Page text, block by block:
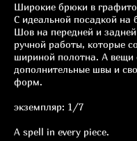
Широкие брюки в
С идеальной посадкой на
Шов на передней и
ручной работы, которые
шириной полотна. А
дополнительные швы и
форм.
экземпляр: 1/7
A spell in every piece.